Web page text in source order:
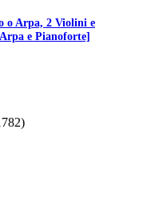
o Arpa, 2 Violini e
e Pianoforte]